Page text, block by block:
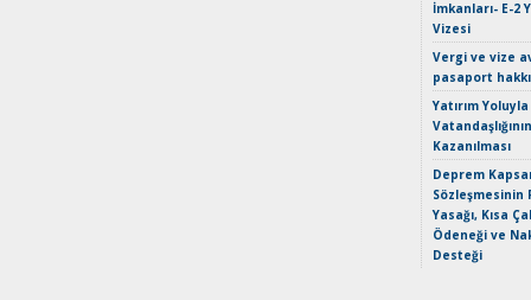
İmkanları- E-2
Vizesi
Vergi ve vize
pasaport
Yatırım
Vatandaşlığının
Kazanılması
Deprem
Sözleşmesinin
Yasağı, Kısa
Ödeneği ve
Desteği